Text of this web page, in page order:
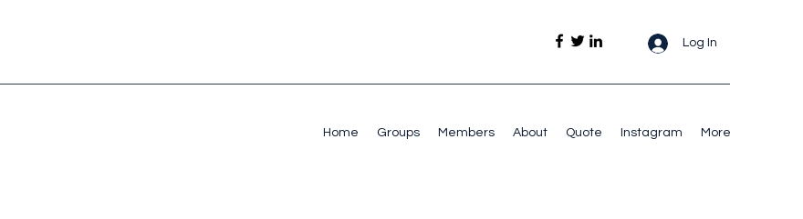
Log In
Home Groups Members About Quote Instagram More